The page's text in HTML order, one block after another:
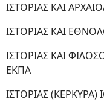
ΙΣΤΟΡΙΑΣ ΚΑΙ
ΙΣΤΟΡΙΑΣ ΚΑΙ
ΙΣΤΟΡΙΑΣ ΚΑΙ
ΕΚΠΑ
ΙΣΤΟΡΙΑΣ